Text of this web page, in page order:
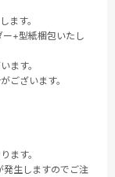
ます。
+型紙梱包いたし
ます。
ございます。
ます。
発生しますのでご注